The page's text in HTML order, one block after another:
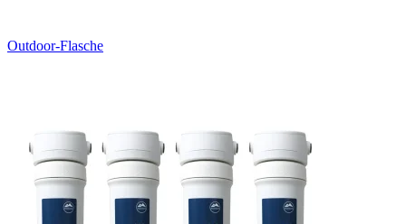
Outdoor-Flasche